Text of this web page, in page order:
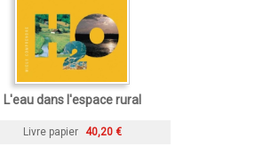
L'eau dans l'espace rural
Livre papier 40,20 €